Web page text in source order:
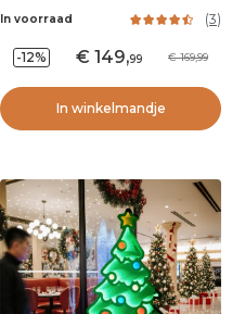
In voorraad (3)
-12% 149,99 169,99
In winkelmandje